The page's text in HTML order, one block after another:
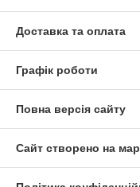
Доставка та оплата
Графік роботи
Повна версія сайту
Сайт створено на